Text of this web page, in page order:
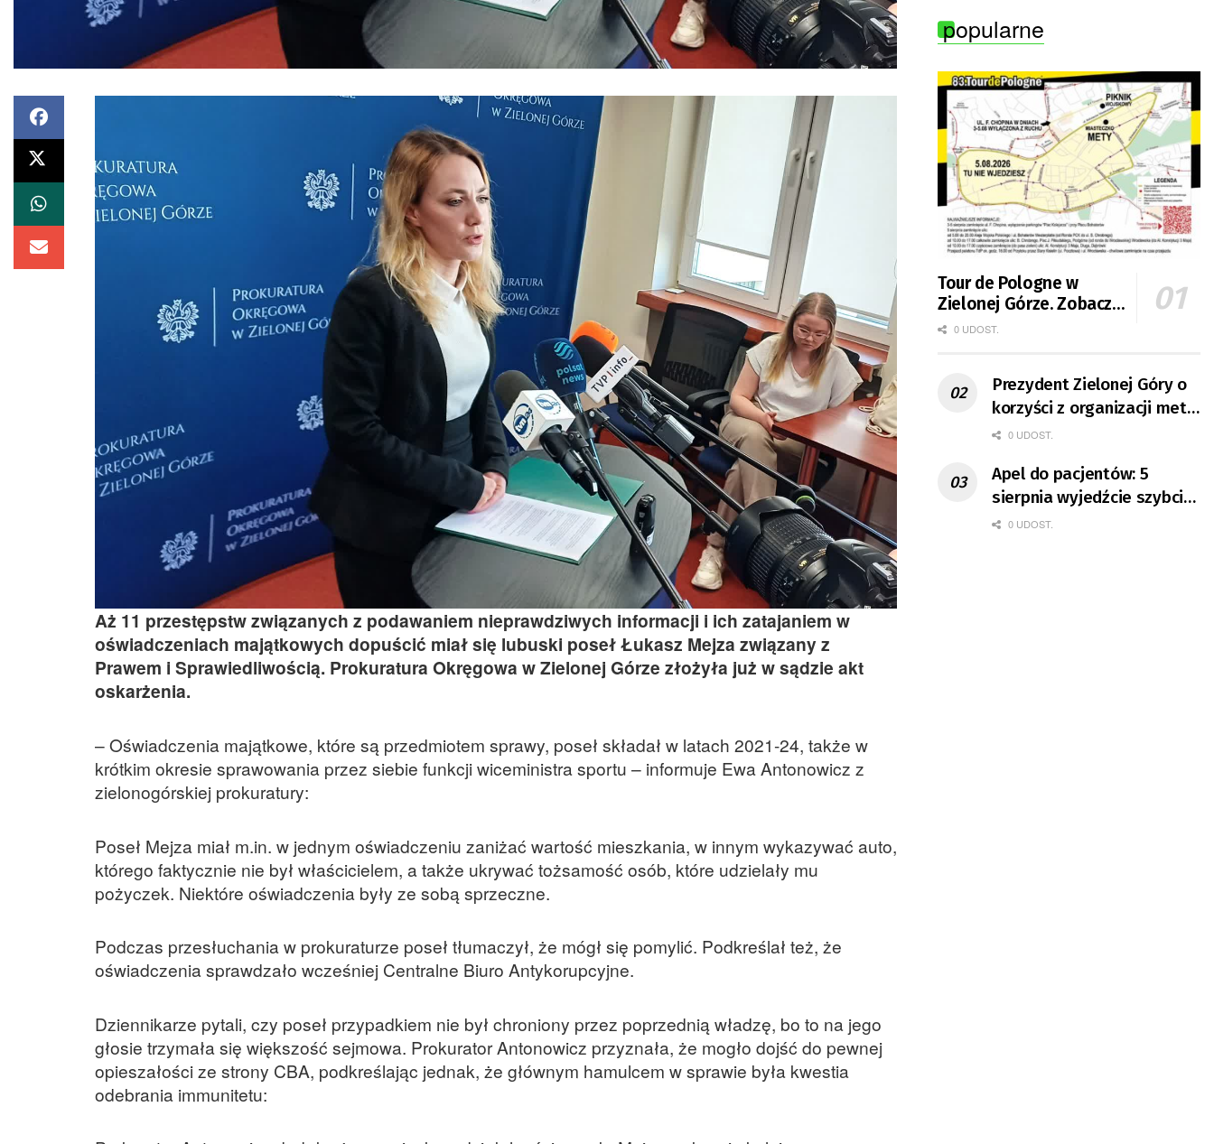
Aż 11 przestępstw związanych z podawaniem nieprawdziwych informacji i ich zatajaniem w
oświadczeniach majątkowych dopuścić miał się lubuski poseł Łukasz Mejza związany z
Prawem i Sprawiedliwością. Prokuratura Okręgowa w Zielonej Górze złożyła już w sądzie akt
oskarżenia.
– Oświadczenia majątkowe, które są przedmiotem sprawy, poseł składał w latach 2021-24, także w
krótkim okresie sprawowania przez siebie funkcji wiceministra sportu – informuje Ewa Antonowicz z
zielonogórskiej prokuratury:
Poseł Mejza miał m.in. w jednym oświadczeniu zaniżać wartość mieszkania, w innym wykazywać auto,
którego faktycznie nie był właścicielem, a także ukrywać tożsamość osób, które udzielały mu
pożyczek. Niektóre oświadczenia były ze sobą sprzeczne.
Podczas przesłuchania w prokuraturze poseł tłumaczył, że mógł się pomylić. Podkreślał też, że
oświadczenia sprawdzało wcześniej Centralne Biuro Antykorupcyjne.
Dziennikarze pytali, czy poseł przypadkiem nie był chroniony przez poprzednią władzę, bo to na jego
głosie trzymała się większość sejmowa. Prokurator Antonowicz przyznała, że mogło dojść do pewnej
opieszałości ze strony CBA, podkreślając jednak, że głównym hamulcem w sprawie była kwestia
odebrania immunitetu:
popularne
Tour de Pologne w
Zielonej Górze. Zobacz
zmiany w organizacji
0 UDOST.
Prezydent Zielonej Góry o
korzyści z organizacji mety
Tour de Pologne
0 UDOST.
Apel do pacjentów: 5
sierpnia wyjedźcie szybciej
z domów
0 UDOST.